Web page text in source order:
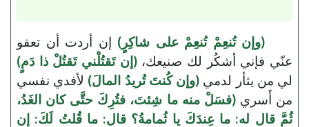
(وإن تُنعِمْ تُنعِمْ على شاكِرٍ) إن أردت أن تعفو
عنّي فإني أشكُر لك صنيعك،(إن تَقتُلْني تَقتُلْ ذا دَمٍ)
لي من يثأر لدمي (وإن كُنتَ تُريدُ المالَ) لأفدي نفسي
من أَسري(فسَلْ منه ما شِئتَ، فتُرِكَ حتَّى كان الغَدُ،
ثُمَّ قال له: ما عِندَكَ يا ثُمامةُ؟ قال: ما قُلتُ لَكَ: إن